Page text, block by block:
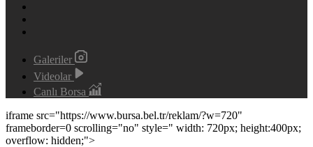
Galeriler
Videolar
Canlı Borsa
iframe src="https://www.bursa.bel.tr/reklam/?w=720"
frameborder=0 scrolling="no" style=" width: 720px; height:400px;
overflow: hidden;">